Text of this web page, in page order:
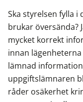
Ska styrelsen fylla
brukar översända?
mycket korrekt
innan
lämnad
uppgiftslämnaren
råder osäkerhet